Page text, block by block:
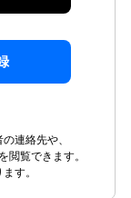
連絡先や、
閲覧できます。
す。